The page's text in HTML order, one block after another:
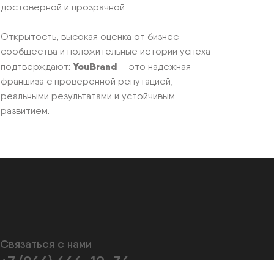
достоверной и прозрачной.
Открытость, высокая оценка от бизнес-
сообщества и положительные истории успеха
подтверждают: YouBrand — это надёжная
франшиза с проверенной репутацией,
реальными результатами и устойчивым
развитием.
Связаться с нами